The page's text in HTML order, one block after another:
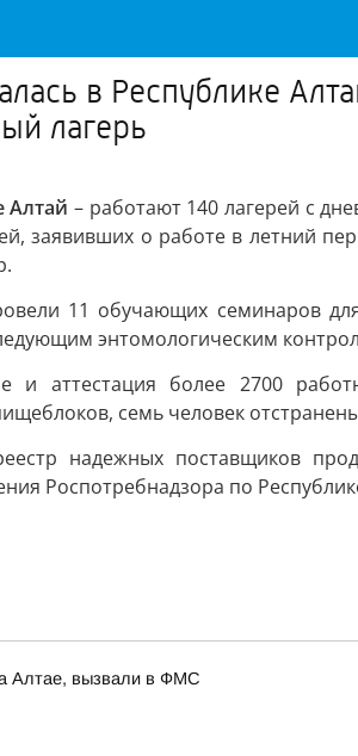
в Республике
лагерь
Алтай – работают 140 лагерей с
заявивших о работе в летний
11 обучающих семинаров
энтомологическим
аттестация более 2700
семь человек
надежных поставщиков
Роспотребнадзора по
Алтае, вызвали в ФМС